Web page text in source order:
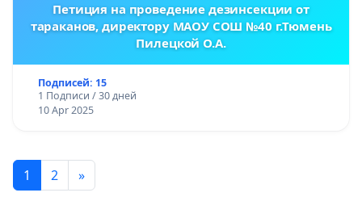
Петиция на проведение дезинсекции от
тараканов, директору МАОУ СОШ №40 г.Тюмень
Пилецкой О.А.
Подписей: 15
1 Подписи / 30 дней
10 Apr 2025
1 2 »